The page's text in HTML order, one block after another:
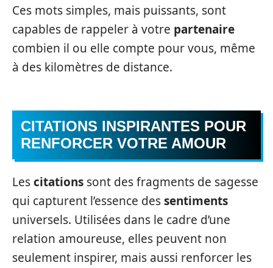
Ces mots simples, mais puissants, sont
capables de rappeler à votre partenaire
combien il ou elle compte pour vous, même
à des kilomètres de distance.
CITATIONS INSPIRANTES POUR
RENFORCER VOTRE AMOUR
Lescitations sont des fragments de sagesse
qui capturent l’essence dessentiments
universels. Utilisées dans le cadre d’une
relation amoureuse, elles peuvent non
seulement inspirer, mais aussi renforcer les